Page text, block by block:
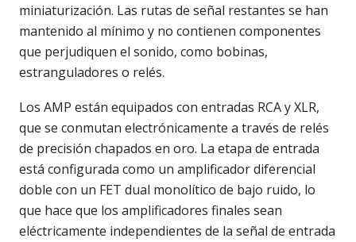
miniaturización. Las rutas de señal restantes se han
mantenido al mínimo y no contienen componentes
que perjudiquen el sonido, como bobinas,
estranguladores o relés.
Los AMP están equipados con entradas RCA y XLR,
que se conmutan electrónicamente a través de relés
de precisión chapados en oro. La etapa de entrada
está configurada como un amplificador diferencial
doble con un FET dual monolítico de bajo ruido, lo
que hace que los amplificadores finales sean
eléctricamente independientes de la señal de entrada